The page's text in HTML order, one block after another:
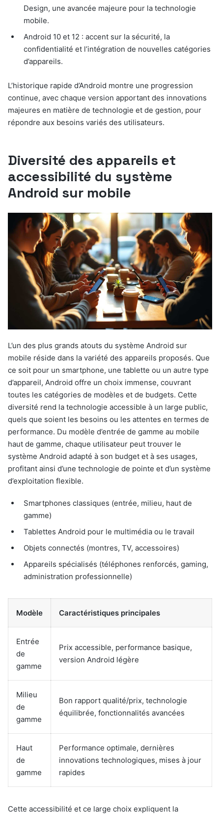
Design, une avancée majeure pour la technologie
mobile.
Android 10 et 12 : accent sur la sécurité, la
confidentialité et l’intégration de nouvelles catégories
d’appareils.
L’historique rapide d’Android montre une progression
continue, avec chaque version apportant des innovations
majeures en matière de technologie et de gestion, pour
répondre aux besoins variés des utilisateurs.
Diversité des appareils et
accessibilité du système
Android sur mobile
L’un des plus grands atouts du système Android sur
mobile réside dans la variété des appareils proposés. Que
ce soit pour un smartphone, une tablette ou un autre type
d’appareil, Android offre un choix immense, couvrant
toutes les catégories de modèles et de budgets. Cette
diversité rend la technologie accessible à un large public,
quels que soient les besoins ou les attentes en termes de
performance. Du modèle d’entrée de gamme au mobile
haut de gamme, chaque utilisateur peut trouver le
système Android adapté à son budget et à ses usages,
profitant ainsi d’une technologie de pointe et d’un système
d’exploitation flexible.
Smartphones classiques (entrée, milieu, haut de
gamme)
Tablettes Android pour le multimédia ou le travail
Objets connectés (montres, TV, accessoires)
Appareils spécialisés (téléphones renforcés, gaming,
administration professionnelle)
Modèle Caractéristiques principales
Entrée
de
gamme
Prix accessible, performance basique,
version Android légère
Milieu
de
gamme
Bon rapport qualité/prix, technologie
équilibrée, fonctionnalités avancées
Haut
de
gamme
Performance optimale, dernières
innovations technologiques, mises à jour
rapides
Cette accessibilité et ce large choix expliquent la